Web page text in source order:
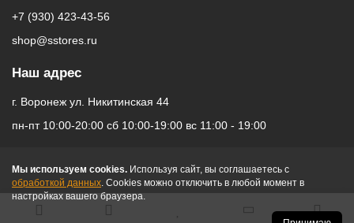
Мы используем cookies. Используя сайт, вы соглашаетесь с
обработкой данных. Cookies можно отключить в любой момент в
настройках вашего браузера.
+7 (930) 423-43-56
shop@sstores.ru
Наш адрес
г. Воронеж ул. Никитинская 44
пн-пт 10:00-20:00 сб 10:00-19:00 вс 11:00 - 19:00